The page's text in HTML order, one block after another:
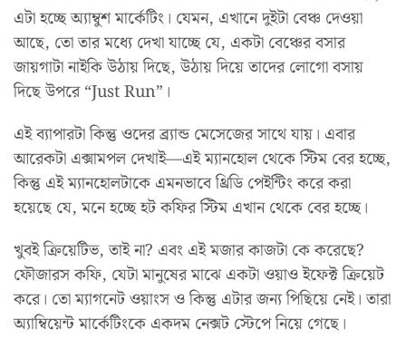
এটা হচ্ছে অ্যাম্বুশ মার্কেটিং। যেমন, এখানে দুইটা বেঞ্চ দেওয়া
আছে, তো তার মধ্যে দেখা যাচ্ছে যে, একটা বেঞ্চের বসার
জায়গাটা নাইকি উঠায় দিছে, উঠায় দিয়ে তাদের লোগো বসায়
দিছে উপরে “Just Run”।
এই ব্যাপারটা কিন্তু ওদের ব্র্যান্ড মেসেজের সাথে যায়। এবার
আরেকটা এক্সামপল দেখাই—এই ম্যানহোল থেকে স্টিম বের হচ্ছে,
কিন্তু এই ম্যানহোলটাকে এমনভাবে থ্রিডি পেইন্টিং করে করা
হয়েছে যে, মনে হচ্ছে হট কফির স্টিম এখান থেকে বের হচ্ছে।
খুবই ক্রিয়েটিভ, তাই না? এবং এই মজার কাজটা কে করেছে?
ফৌজারস কফি, যেটা মানুষের মাঝে একটা ওয়াও ইফেক্ট ক্রিয়েট
করে। তো ম্যাগনেট ওয়াংস ও কিন্তু এটার জন্য পিছিয়ে নেই। তারা
অ্যাম্বিয়েন্ট মার্কেটিংকে একদম নেক্সট স্টেপে নিয়ে গেছে।